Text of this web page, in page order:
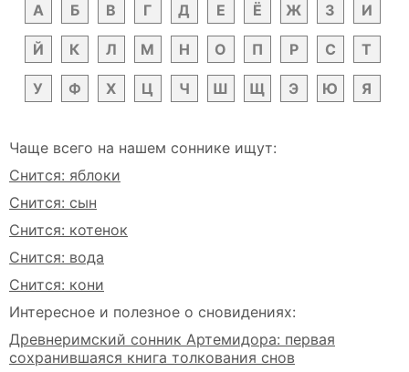
А
Б В Г Д Е Ё Ж З И
Й К Л М Н О П Р С Т
У Ф Х Ц Ч Ш Щ Э Ю Я
Чаще всего на нашем соннике ищут:
Снится: яблоки
Снится: сын
Снится: котенок
Снится: вода
Снится: кони
Интересное и полезное о сновидениях:
Древнеримский сонник Артемидора: первая
сохранившаяся книга толкования снов